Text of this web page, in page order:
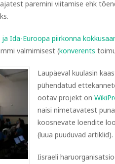
paremini viitamise ehk
ja Ida-Euroopa piirkonna
valmimisest (konverents
Laupäeval kuulasin
pühendatud
ootav projekt on
naisi nimetavatest
koosnevate loendite
(luua puuduvad artiklid).
Iisraeli